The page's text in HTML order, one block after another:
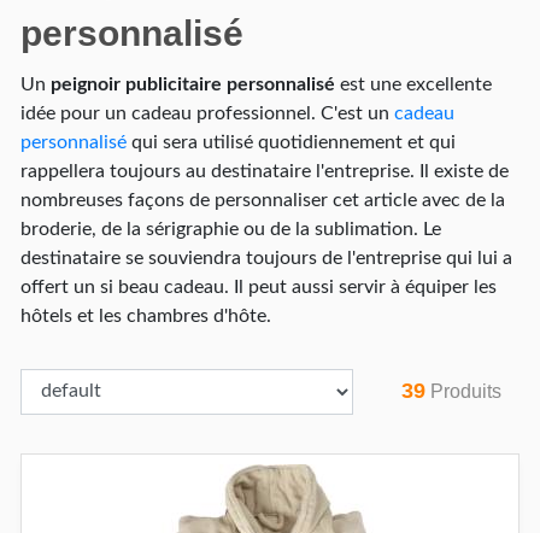
personnalisé
Un peignoir publicitaire personnalisé est une excellente
idée pour un cadeau professionnel. C'est un cadeau
personnalisé qui sera utilisé quotidiennement et qui
rappellera toujours au destinataire l'entreprise. Il existe de
nombreuses façons de personnaliser cet article avec de la
broderie, de la sérigraphie ou de la sublimation. Le
destinataire se souviendra toujours de l'entreprise qui lui a
offert un si beau cadeau. Il peut aussi servir à équiper les
hôtels et les chambres d'hôte.
39 Produits